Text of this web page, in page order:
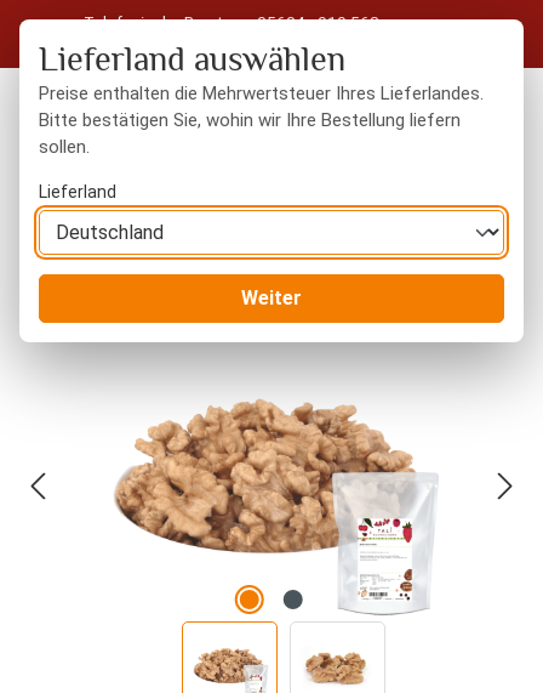
Zum Hauptinhalt springen
Telefonische Beratung: 05604 - 919 563
Kostenloser Versand in Deutschland ab 50 € Warenwert
Lieferland auswählen
Preise enthalten die Mehrwertsteuer Ihres Lieferlandes.
Bitte bestätigen Sie, wohin wir Ihre Bestellung liefern
sollen.
Lieferland
Weiter